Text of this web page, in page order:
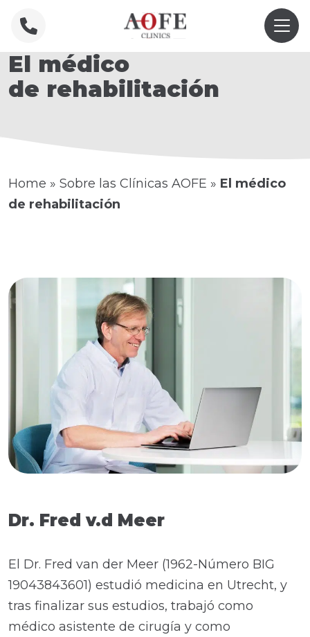
El médico
de rehabilitación
Home » Sobre las Clínicas AOFE » El médico
de rehabilitación
Dr. Fred v.d Meer
El Dr. Fred van der Meer (1962-Número BIG
19043843601) estudió medicina en Utrecht, y
tras finalizar sus estudios, trabajó como
médico asistente de cirugía y como